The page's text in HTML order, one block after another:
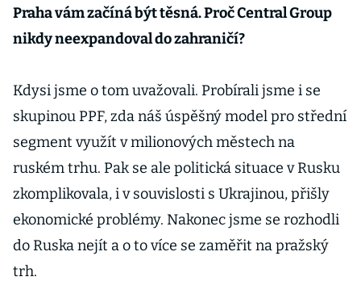
Praha vám začíná být těsná. Proč Central Group
nikdy neexpandoval do zahraničí?
Kdysi jsme o tom uvažovali. Probírali jsme i se
skupinou PPF, zda náš úspěšný model pro střední
segment využít v milionových městech na
ruském trhu. Pak se ale politická situace v Rusku
zkomplikovala, i v souvislosti s Ukrajinou, přišly
ekonomické problémy. Nakonec jsme se rozhodli
do Ruska nejít a o to více se zaměřit na pražský
trh.